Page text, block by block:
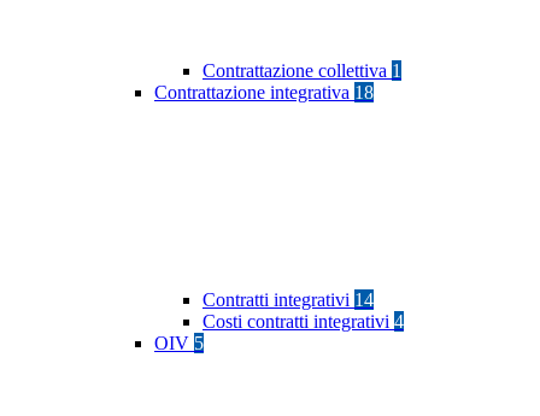
Contrattazione collettiva 1
Contrattazione integrativa 18
Contratti integrativi 14
Costi contratti integrativi 4
OIV 5